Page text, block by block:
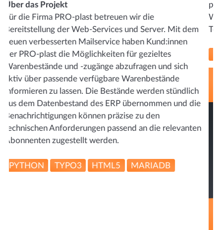
programmieren interaktive und responsive
Webpräsenzen basierten auf verschiedenen
Technologien und CMS Systemen.
WORDPRESS TYPO3 HTML5
Kundenfeedback
Software-Design GmbH immer sehr. Die
gemeinsamen Projekte werden stets zur
vollsten Zufriedenheit unserer Kund:innen
umgesetzt und wir erhalten stets eine schnelle
und kompetente Unterstützung und Umsetzung